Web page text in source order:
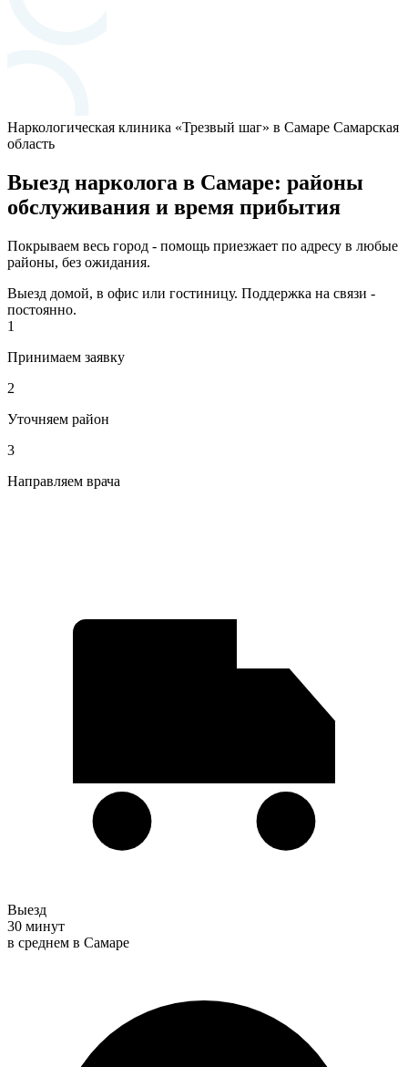
Наркологическая клиника «Трезвый шаг» в Самаре Самарская
область
Выезд нарколога в Самаре: районы
обслуживания и время прибытия
Покрываем весь город - помощь приезжает по адресу в любые
районы, без ожидания.
Выезд домой, в офис или гостиницу. Поддержка на связи -
постоянно.
1
Принимаем заявку
2
Уточняем район
3
Направляем врача
Выезд
30 минут
в среднем в Самаре